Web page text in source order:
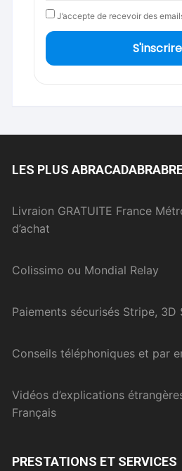
J’accepte de recevoir des
S'inscrire
LES PLUS
Livraion GRATUITE France
d’achat
Colissimo ou Mondial Relay
Paiements sécurisés Stripe, 3D
Conseils téléphoniques et par
Vidéos d’explications
Français
PRESTATIONS ET SERVICES